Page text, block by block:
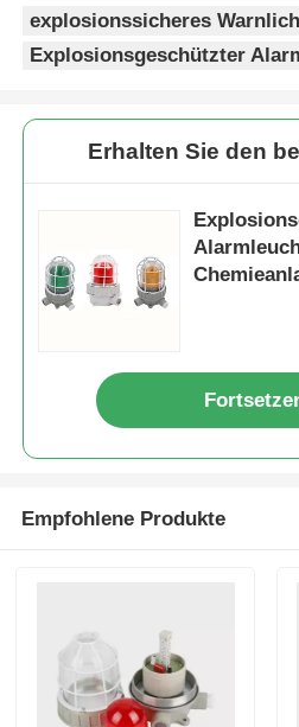
explosionssicheres
Explosionsgeschützter
Erhalten Sie den
Empfohlene Produkte